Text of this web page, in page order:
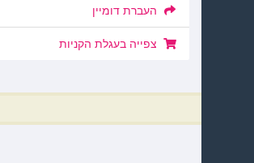
העברת דומיין
צפייה בעגלת הקניות